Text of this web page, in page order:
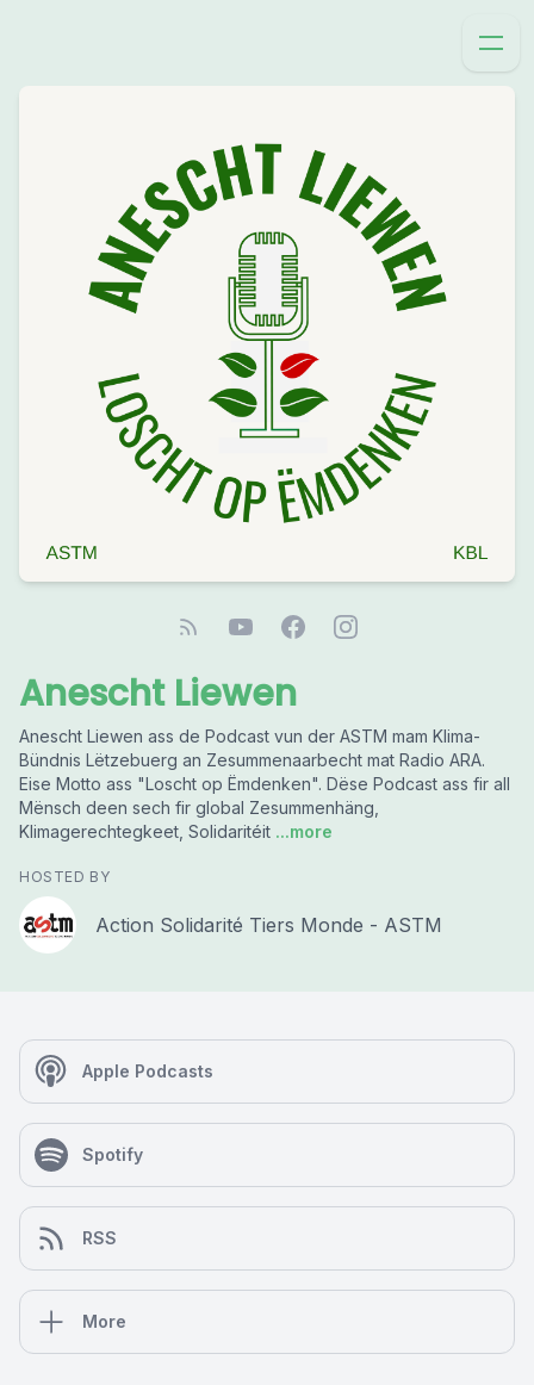
Anescht Liewen
Anescht Liewen ass de Podcast vun der ASTM mam Klima-
Bündnis Lëtzebuerg an Zesummenaarbecht mat Radio ARA.
Eise Motto ass "Loscht op Ëmdenken". Dëse Podcast ass fir all
Mënsch deen sech fir global Zesummenhäng,
Klimagerechtegkeet, Solidaritéit ...more
HOSTED BY
Action Solidarité Tiers Monde - ASTM
Apple Podcasts
Spotify
RSS
More